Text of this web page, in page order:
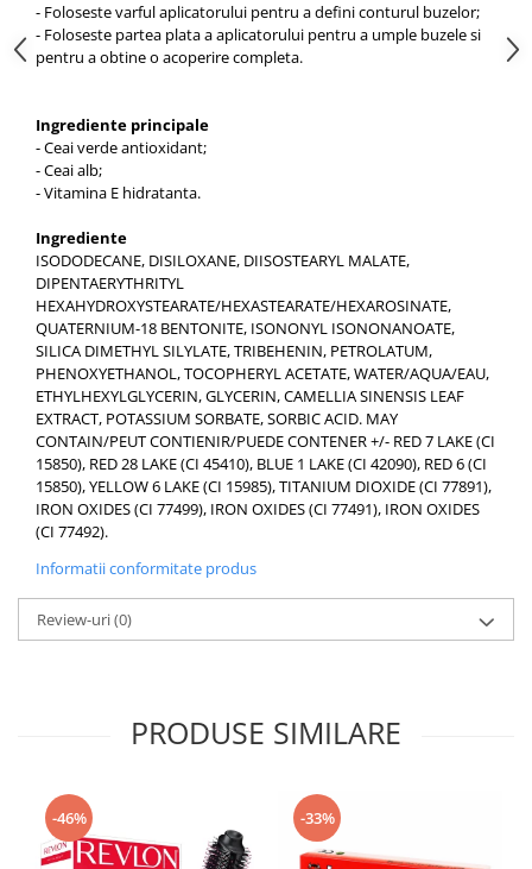
- Foloseste varful aplicatorului pentru a defini conturul buzelor;
- Foloseste partea plata a aplicatorului pentru a umple buzele si
pentru a obtine o acoperire completa.
Ingrediente principale
- Ceai verde antioxidant;
- Ceai alb;
- Vitamina E hidratanta.
Ingrediente
ISODODECANE, DISILOXANE, DIISOSTEARYL MALATE,
DIPENTAERYTHRITYL
HEXAHYDROXYSTEARATE/HEXASTEARATE/HEXAROSINATE,
QUATERNIUM-18 BENTONITE, ISONONYL ISONONANOATE,
SILICA DIMETHYL SILYLATE, TRIBEHENIN, PETROLATUM,
PHENOXYETHANOL, TOCOPHERYL ACETATE, WATER/AQUA/EAU,
ETHYLHEXYLGLYCERIN, GLYCERIN, CAMELLIA SINENSIS LEAF
EXTRACT, POTASSIUM SORBATE, SORBIC ACID. MAY
CONTAIN/PEUT CONTIENIR/PUEDE CONTENER +/- RED 7 LAKE (CI
15850), RED 28 LAKE (CI 45410), BLUE 1 LAKE (CI 42090), RED 6 (CI
15850), YELLOW 6 LAKE (CI 15985), TITANIUM DIOXIDE (CI 77891),
IRON OXIDES (CI 77499), IRON OXIDES (CI 77491), IRON OXIDES
(CI 77492).
Informatii conformitate produs
Review-uri(0)
PRODUSE SIMILARE
-46% -33%